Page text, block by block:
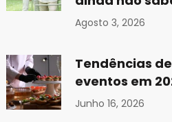
Agosto 3, 2026
Tendências
eventos em
Junho 16, 2026